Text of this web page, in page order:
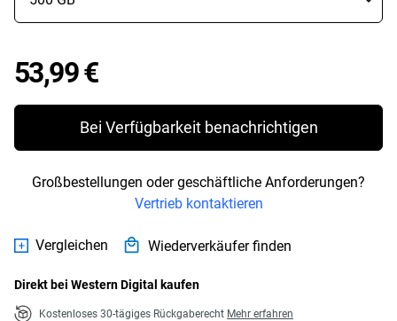
53,99 €Price 53,99 €
Bei Verfügbarkeit benachrichtigen
Großbestellungen oder geschäftliche Anforderungen?
Vertrieb kontaktieren
Vergleichen Wiederverkäufer finden
Direkt bei Western Digital kaufen
Kostenloses 30-tägiges Rückgaberecht Mehr erfahren